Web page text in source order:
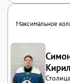
Максимальное